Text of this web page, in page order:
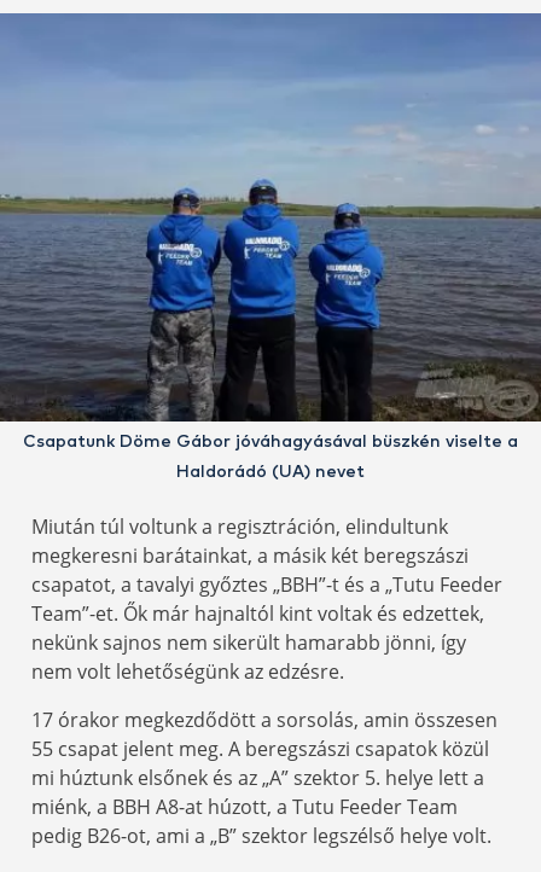
Csapatunk Döme Gábor jóváhagyásával büszkén viselte a
Haldorádó (UA) nevet
Miután túl voltunk a regisztráción, elindultunk
megkeresni barátainkat, a másik két beregszászi
csapatot, a tavalyi győztes „BBH”-t és a „Tutu Feeder
Team”-et. Ők már hajnaltól kint voltak és edzettek,
nekünk sajnos nem sikerült hamarabb jönni, így
nem volt lehetőségünk az edzésre.
17 órakor megkezdődött a sorsolás, amin összesen
55 csapat jelent meg. A beregszászi csapatok közül
mi húztunk elsőnek és az „A” szektor 5. helye lett a
miénk, a BBH A8-at húzott, a Tutu Feeder Team
pedig B26-ot, ami a „B” szektor legszélső helye volt.